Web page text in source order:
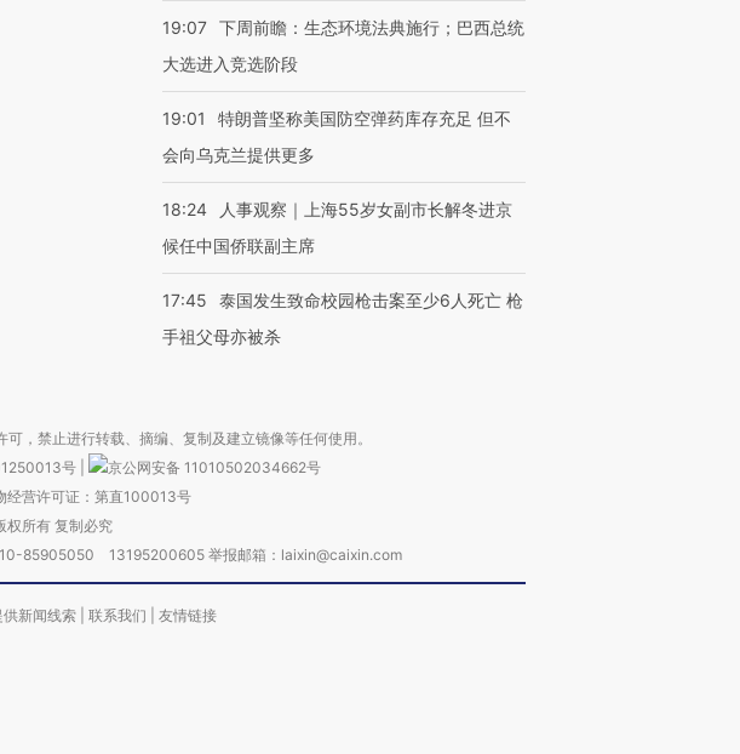
19:07 下周前瞻：生态环境法典施行；巴西总统
大选进入竞选阶段
19:01
特朗普坚称美国防空弹药库存充足 但不
会向乌克兰提供更多
18:24
人事观察｜上海55岁女副市长解冬进京
候任中国侨联副主席
17:45
泰国发生致命校园枪击案至少6人死亡 枪
手祖父母亦被杀
，禁止进行转载、摘编、复制及建立镜像等任何使用。
号
京公网安备 11010502034662号
经营许可证：第直100013号
所有 复制必究
85905050 13195200605 举报邮箱：laixin@caixin.com
供新闻线索 联系我们 友情链接